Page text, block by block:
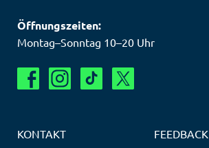
Öffnungszeiten:
Montag–Sonntag 10–20 Uhr
KONTAKT FEEDBACK